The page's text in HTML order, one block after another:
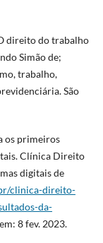
direito do trabalho
Simão de;
trabalho,
São
os primeiros
Clínica Direito
digitais de
clinica-direito-
da-
8 fev. 2023.